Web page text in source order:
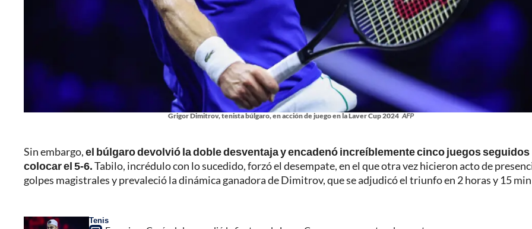
Grigor Dimitrov, tenista búlgaro, en acción de juego en la Laver Cup 2024 AFP
Sin embargo,el búlgaro devolvió la doble desventaja y encadenó increíblemente cinco juegos seguidos
colocar el 5-6.Tabilo, incrédulo con lo sucedido, forzó el desempate, en el que otra vez hicieron acto de
golpes magistrales y prevaleció la dinámica ganadora de Dimitrov, que se adjudicó el triunfo en 2 horas y 15
Tenis